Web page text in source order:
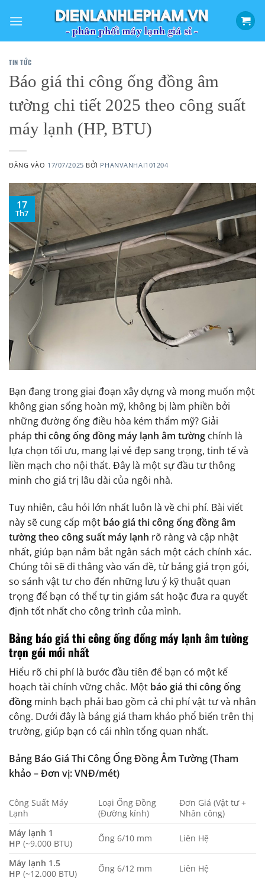
qua
TIN TỨC
Báo giá thi công ống đồng âm
tường chi tiết 2025 theo công suất
máy lạnh (HP, BTU)
ĐĂNG VÀO 17/07/2025 BỞI PHANVANHAI101204
17
Th7
Bạn đang trong giai đoạn xây dựng và mong muốn một
không gian sống hoàn mỹ, không bị làm phiền bởi
những đường ống điều hòa kém thẩm mỹ? Giải
pháp thi công ống đồng máy lạnh âm tường chính là
lựa chọn tối ưu, mang lại vẻ đẹp sang trọng, tinh tế và
liền mạch cho nội thất. Đây là một sự đầu tư thông
minh cho giá trị lâu dài của ngôi nhà.
Tuy nhiên, câu hỏi lớn nhất luôn là về chi phí. Bài viết
này sẽ cung cấp một báo giá thi công ống đồng âm
tường theo công suất máy lạnh rõ ràng và cập nhật
nhất, giúp bạn nắm bắt ngân sách một cách chính xác.
Chúng tôi sẽ đi thẳng vào vấn đề, từ bảng giá trọn gói,
so sánh vật tư cho đến những lưu ý kỹ thuật quan
trọng để bạn có thể tự tin giám sát hoặc đưa ra quyết
định tốt nhất cho công trình của mình.
Bảng báo giá thi công ống đồng máy lạnh âm tường
trọn gói mới nhất
Hiểu rõ chi phí là bước đầu tiên để bạn có một kế
hoạch tài chính vững chắc. Một báo giá thi công ống
đồng minh bạch phải bao gồm cả chi phí vật tư và nhân
công. Dưới đây là bảng giá tham khảo phổ biến trên thị
trường, giúp bạn có cái nhìn tổng quan nhất.
Bảng Báo Giá Thi Công Ống Đồng Âm Tường (Tham
khảo – Đơn vị: VNĐ/mét)
Công Suất Máy
Lạnh
Loại Ống Đồng
(Đường kính)
Đơn Giá (Vật tư +
Nhân công)
Máy lạnh 1
HP (~9.000 BTU) Ống 6/10 mm Liên Hệ
Máy lạnh 1.5
HP (~12.000 BTU) Ống 6/12 mm Liên Hệ